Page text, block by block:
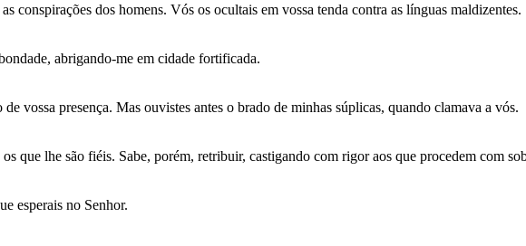
conspirações dos homens. Vós os ocultais em vossa tenda contra as línguas maldizentes.
abrigando-me em cidade fortificada.
vossa presença. Mas ouvistes antes o brado de minhas súplicas, quando clamava a vós.
que lhe são fiéis. Sabe, porém, retribuir, castigando com rigor aos que procedem com
esperais no Senhor.